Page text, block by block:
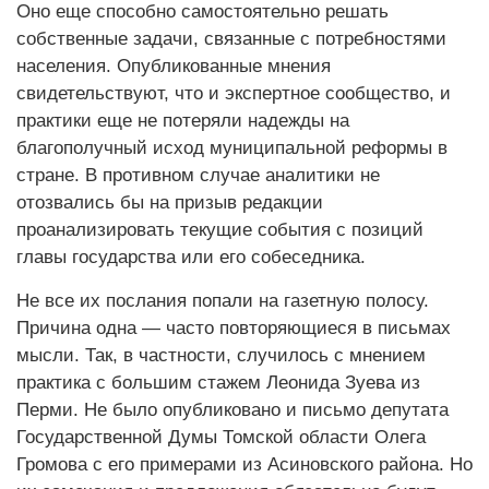
Оно еще способно самостоятельно решать
собственные задачи, связанные с потребностями
населения. Опубликованные мнения
свидетельствуют, что и экспертное сообщество, и
практики еще не потеряли надежды на
благополучный исход муниципальной реформы в
стране. В противном случае аналитики не
отозвались бы на призыв редакции
проанализировать текущие события с позиций
главы государства или его собеседника.
Не все их послания попали на газетную полосу.
Причина одна — часто повторяющиеся в письмах
мысли. Так, в частности, случилось с мнением
практика с большим стажем Леонида Зуева из
Перми. Не было опубликовано и письмо депутата
Государственной Думы Томской области Олега
Громова с его примерами из Асиновского района. Но